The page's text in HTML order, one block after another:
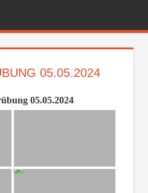
FEUERWEHR
05.05.2024
05.05.2024